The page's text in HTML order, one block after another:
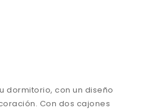
dormitorio, con un diseño
Con dos cajones